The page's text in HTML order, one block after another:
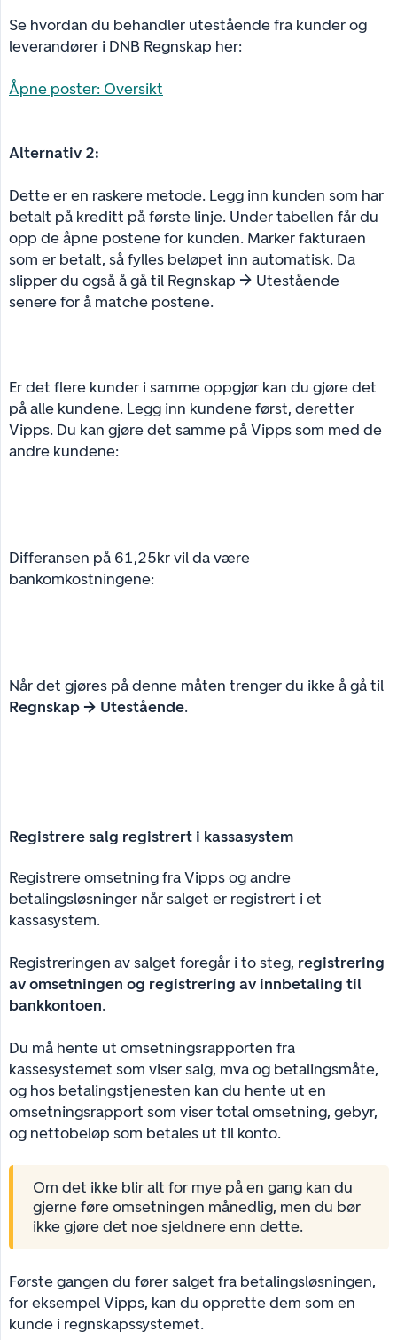
Se hvordan du behandler utestående fra kunder og
leverandører i DNB Regnskap her:
Åpne poster: Oversikt
Alternativ 2:
Dette er en raskere metode. Legg inn kunden som har
betalt på kreditt på første linje. Under tabellen får du
opp de åpne postene for kunden. Marker fakturaen
som er betalt, så fylles beløpet inn automatisk. Da
slipper du også å gå til Regnskap → Utestående
senere for å matche postene.
Er det flere kunder i samme oppgjør kan du gjøre det
på alle kundene. Legg inn kundene først, deretter
Vipps. Du kan gjøre det samme på Vipps som med de
andre kundene:
Differansen på 61,25kr vil da være
bankomkostningene:
Når det gjøres på denne måten trenger du ikke å gå til
Regnskap → Utestående.
Registrere salg registrert i kassasystem
Registrere omsetning fra Vipps og andre
betalingsløsninger når salget er registrert i et
kassasystem.
Registreringen av salget foregår i to steg, registrering
av omsetningen og registrering av innbetaling til
bankkontoen.
Du må hente ut omsetningsrapporten fra
kassesystemet som viser salg, mva og betalingsmåte,
og hos betalingstjenesten kan du hente ut en
omsetningsrapport som viser total omsetning, gebyr,
og nettobeløp som betales ut til konto.
Om det ikke blir alt for mye på en gang kan du
gjerne føre omsetningen månedlig, men du bør
ikke gjøre det noe sjeldnere enn dette.
Første gangen du fører salget fra betalingsløsningen,
for eksempel Vipps, kan du opprette dem som en
kunde i regnskapssystemet.